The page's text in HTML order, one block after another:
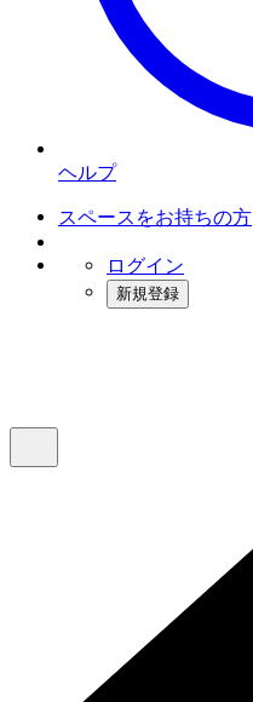
ヘルプ
スペースをお持ちの方
ログイン
新規登録